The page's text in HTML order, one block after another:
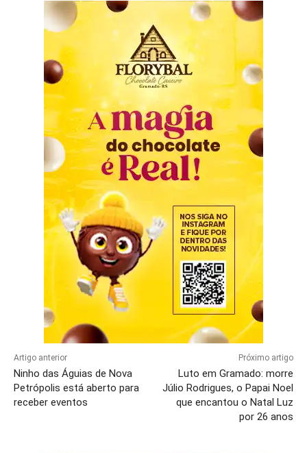
Artigo anterior
Ninho das Águias de Nova
Petrópolis está aberto para
receber eventos
Próximo artigo
Luto em Gramado: morre
Júlio Rodrigues, o Papai Noel
que encantou o Natal Luz
por 26 anos